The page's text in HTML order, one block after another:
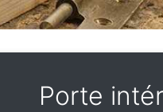
Porte